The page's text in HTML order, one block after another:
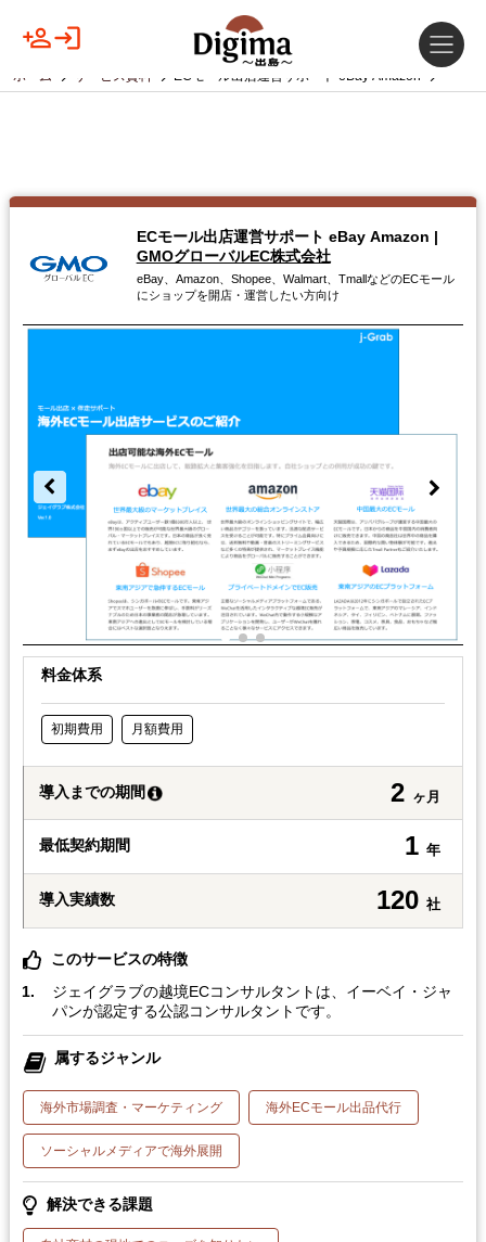
ホーム サービス資料 ECモール出店運営サポート eBay Amazon
ECモール出店運営サポート eBay Amazon |
GMOグローバルEC株式会社
eBay、Amazon、Shopee、Walmart、TmallなどのECモール
にショップを開店・運営したい方向け
料金体系
初期費用 月額費用
導入までの期間 2 ヶ月
最低契約期間 1 年
導入実績数 120 社
このサービスの特徴
ジェイグラブの越境ECコンサルタントは、イーベイ・ジャ
パンが認定する公認コンサルタントです。
属するジャンル
海外市場調査・マーケティング 海外ECモール出品代行
ソーシャルメディアで海外展開
解決できる課題